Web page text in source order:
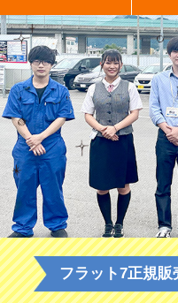
フラット7正規販